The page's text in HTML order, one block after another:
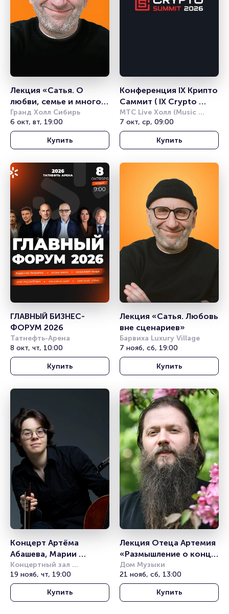
Лекция «Сатья. О
любви, семье и многом
другом»
Гранд Холл Сибирь
6 окт, вт, 19:00
Купить
Конференция IX Крипто
Саммит ( IX Crypto
Summit)
МТС Live Холл (Music
Media Dome)
7 окт, ср, 09:00
Купить
ГЛАВНЫЙ БИЗНЕС-
ФОРУМ 2026
Татнефть-Арена
8 окт, чт, 10:00
Купить
Лекция «Сатья. Любовь
вне сценариев»
Барвиха Luxury Village
7 нояб, сб, 19:00
Купить
Концерт Артёма
Абашева, Марии
Зайцевой «Звезды XXI
века»
Концертный зал
Чайковского
19 нояб, чт, 19:00
Купить
Лекция Отеца Артемия
«Размышление о конце
света»
Дом Музыки
21 нояб, сб, 13:00
Купить